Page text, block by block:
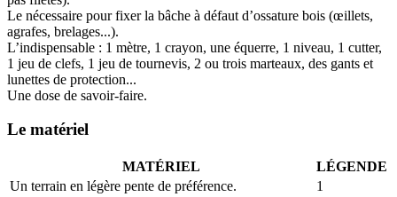
Le nécessaire pour fixer la bâche à défaut d’ossature bois (œillets,
agrafes, brelages...).
L’indispensable : 1 mètre, 1 crayon, une équerre, 1 niveau, 1 cutter,
1 jeu de clefs, 1 jeu de tournevis, 2 ou trois marteaux, des gants et
lunettes de protection...
Une dose de savoir-faire.
Le matériel
MATÉRIEL
LÉGENDE
Un terrain en légère pente de préférence.
1